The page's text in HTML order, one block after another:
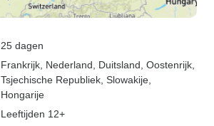
25 dagen
Frankrijk , Nederland , Duitsland , Oostenrijk
Tsjechische Republiek , Slowakije
Hongarije
Leeftijden 12+